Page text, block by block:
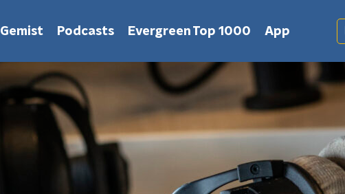
Gemist Podcasts Evergreen Top 1000 App